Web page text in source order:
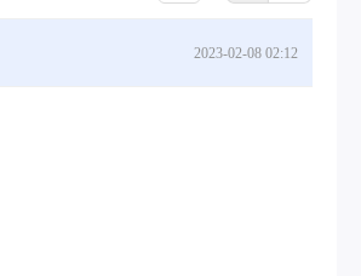
2023-02-08 02:12